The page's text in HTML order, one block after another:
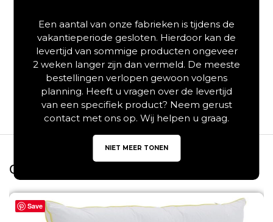
Lux verpakt
Antiallergisch
Kreuk- en strijkvrij
Duurzaam en met zorg geproduceerd
BSCI en Oeko-Tex gecertificeerd
Gerelateerde producten
Save
Een aantal van onze fabrieken is tijdens de
vakantieperiode gesloten. Hierdoor kan de
levertijd van sommige producten ongeveer
2 weken langer zijn dan vermeld. De meeste
bestellingen verlopen gewoon volgens
planning. Heeft u vragen over de levertijd
van een specifiek product? Neem gerust
contact met ons op. Wij helpen u graag.
NIET MEER TONEN